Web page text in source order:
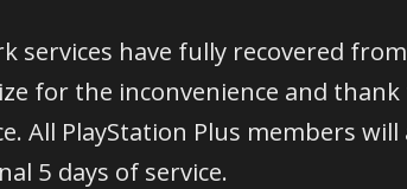
services have fully recovered
for the inconvenience and
All PlayStation Plus members
5 days of service.